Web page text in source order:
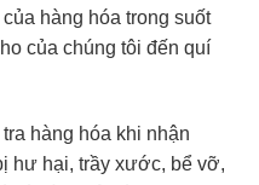
hàng hóa trong suốt
của chúng tôi đến quí
hàng hóa khi nhận
hư hại, trầy xước, bể vỡ,